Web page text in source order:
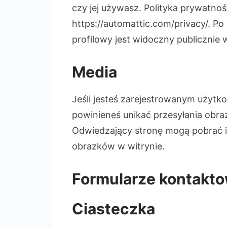
czy jej używasz. Polityka
https://automattic.com/privacy/.
profilowy jest widoczny publicznie
Media
Jeśli jesteś zarejestrowanym
powinieneś unikać przesyłania
Odwiedzający stronę mogą pobrać
obrazków w witrynie.
Formularze
Ciasteczka